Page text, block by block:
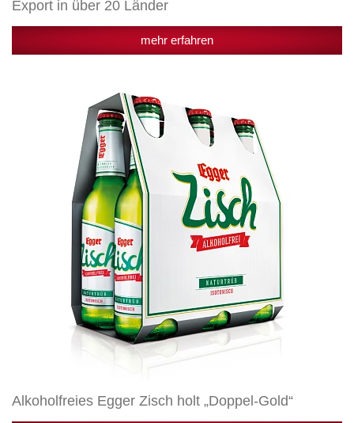
Export in über 20 Länder
mehr erfahren
Alkoholfreies Egger Zisch holt „Doppel-Gold“